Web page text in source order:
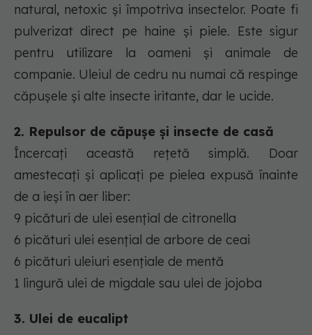
natural, netoxic și împotriva insectelor. Poate fi
pulverizat direct pe haine și piele. Este sigur
pentru utilizare la oameni și animale de
companie. Uleiul de cedru nu numai că respinge
căpușele și alte insecte iritante, dar le ucide.
2. Repulsor de căpușe și insecte de casă
Încercați această rețetă simplă. Doar
amestecați și aplicați pe pielea expusă înainte
de a ieși în aer liber:
9 picături de ulei esențial de citronella
6 picături ulei esențial de arbore de ceai
6 picături uleiuri esențiale de mentă
1 lingură ulei de migdale sau ulei de jojoba
3. Ulei de eucalipt